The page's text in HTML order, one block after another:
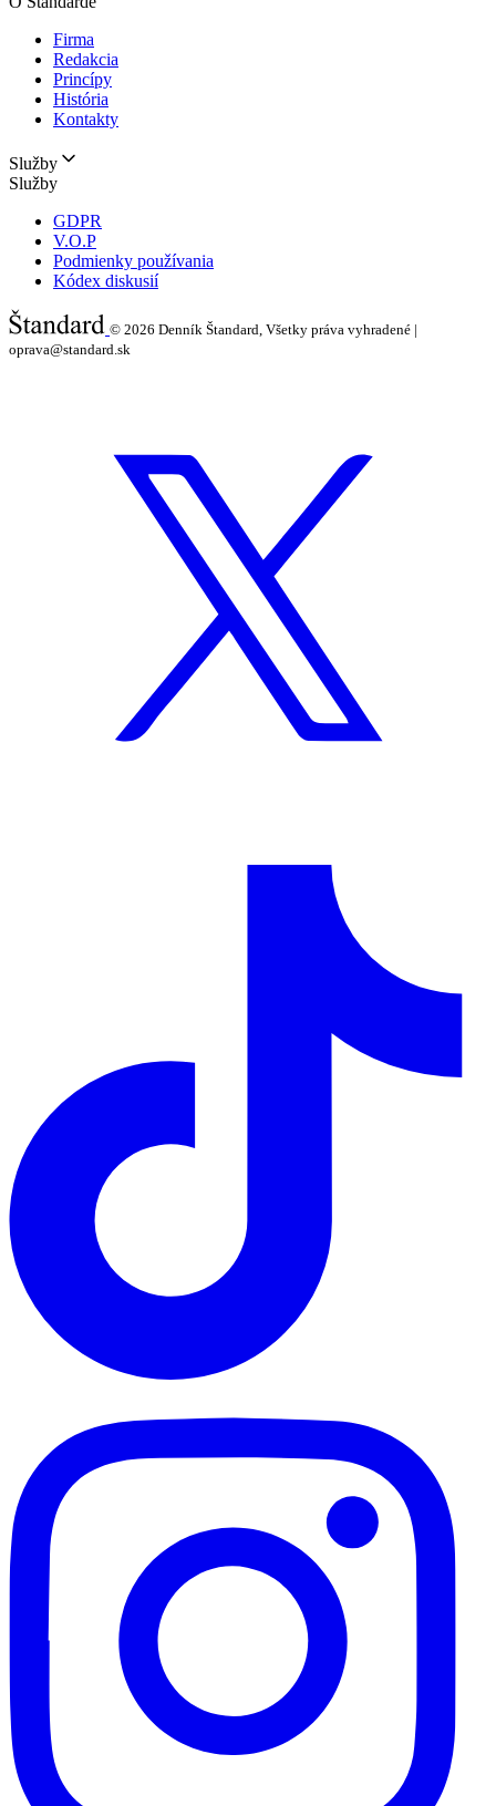
Firma
Redakcia
Princípy
História
Kontakty
Služby
Služby
GDPR
V.O.P
Podmienky používania
Kódex diskusií
© 2026 Denník Štandard, Všetky práva vyhradené |
oprava@standard.sk